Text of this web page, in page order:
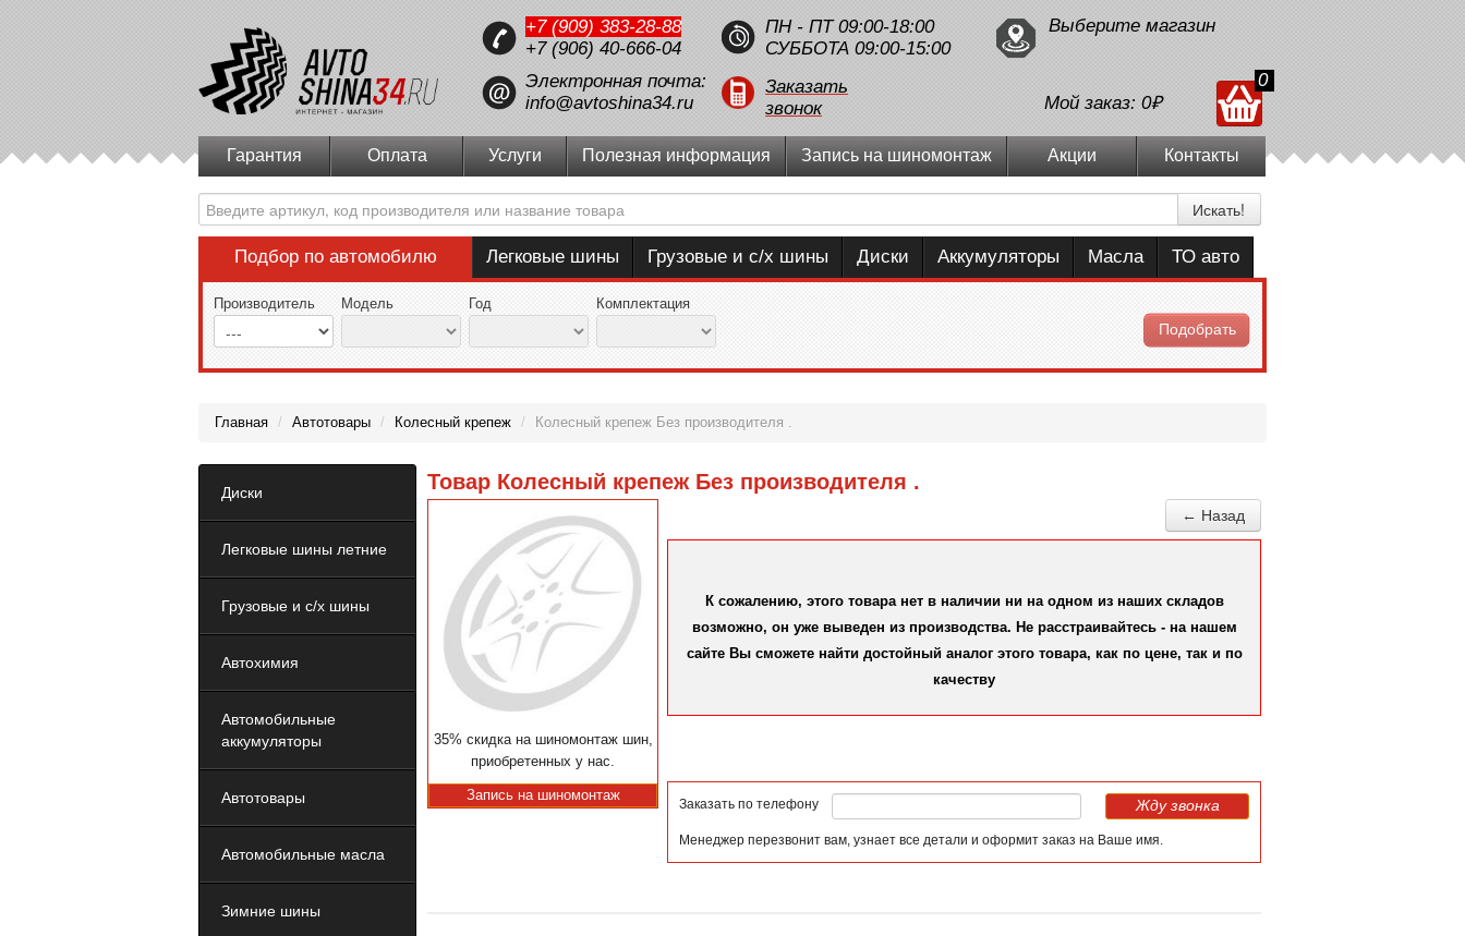
+7 (909) 383-28-88
+7 (906) 40-666-04
Электронная почта:
info@avtoshina34.ru
ПН - ПТ 09:00-18:00
СУББОТА 09:00-15:00
Заказать
звонок
Выберите магазин
Мой заказ: 0₽
0
Гарантия Оплата Услуги Полезная информация Запись на шиномонтаж Акции Контакты
Искать!
Подбор по автомобилю Легковые шины Грузовые и с/х шины Диски Аккумуляторы Масла ТО авто
Производитель Модель Год Комплектация
Подобрать
Главная / Автотовары / Колесный крепеж / Колесный крепеж Без производителя .
Диски
Легковые шины летние
Грузовые и с/х шины
Автохимия
Автомобильные
аккумуляторы
Автотовары
Автомобильные масла
Зимние шины
Товар Колесный крепеж Без производителя .
← Назад
35% скидка на шиномонтаж шин,
приобретенных у нас.
Запись на шиномонтаж
К сожалению, этого товара нет в наличии ни на одном из наших складов
возможно, он уже выведен из производства. Не расстраивайтесь - на нашем
сайте Вы сможете найти достойный аналог этого товара, как по цене, так и по
качеству
Заказать по телефону Жду звонка
Менеджер перезвонит вам, узнает все детали и оформит заказ на Ваше имя.